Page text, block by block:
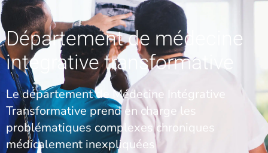
Département de médecine
intégrative transformative
Le département de Médecine Intégrative
Transformative prend en charge les
problématiques complexes chroniques
médicalement inexpliquées